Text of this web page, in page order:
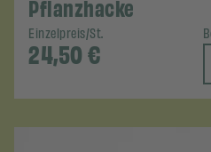
Pflanzhacke
Einzelpreis/St.
24,50€